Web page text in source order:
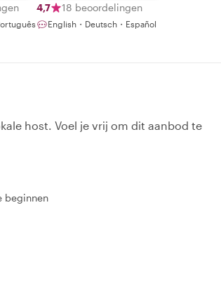
4,7 18 beoordelingen
English・Deutsch・Español
host. Voel je vrij om dit aanbod te
beginnen